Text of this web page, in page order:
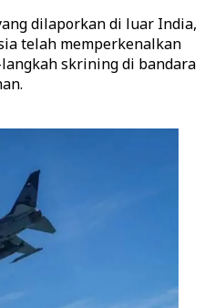
dilaporkan di luar India,
telah memperkenalkan
skrining di bandara